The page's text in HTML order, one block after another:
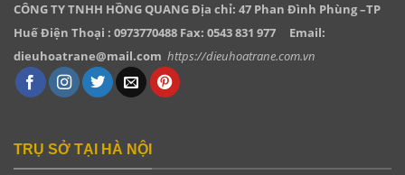
CÔNG TY TNHH HỒNG QUANGĐịa chỉ: 47 Phan Đình Phùng –TP
Huế Điện Thoại : 0973770488 Fax: 0543 831 977
Email:
dieuhoatrane@mail.com https://dieuhoatrane.com.vn
TRỤ SỞ TẠI HÀ NỘI